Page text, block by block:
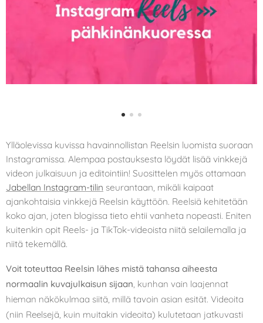
Ylläolevissa kuvissa havainnollistan Reelsin luomista suoraan
Instagramissa. Alempaa postauksesta löydät lisää vinkkejä
videon julkaisuun ja editointiin! Suosittelen myös ottamaan
Jabellan Instagram-tilin seurantaan, mikäli kaipaat
ajankohtaisia vinkkejä Reelsin käyttöön. Reelsiä kehitetään
koko ajan, joten blogissa tieto ehtii vanheta nopeasti. Eniten
kuitenkin opit Reels- ja TikTok-videoista niitä selailemalla ja
niitä tekemällä.
Voit toteuttaa Reelsin lähes mistä tahansa aiheesta
normaalin kuvajulkaisun sijaan , kunhan vain laajennat
hieman näkökulmaa siitä, millä tavoin asian esität. Videoita
(niin Reelsejä, kuin muitakin videoita) kulutetaan jatkuvasti